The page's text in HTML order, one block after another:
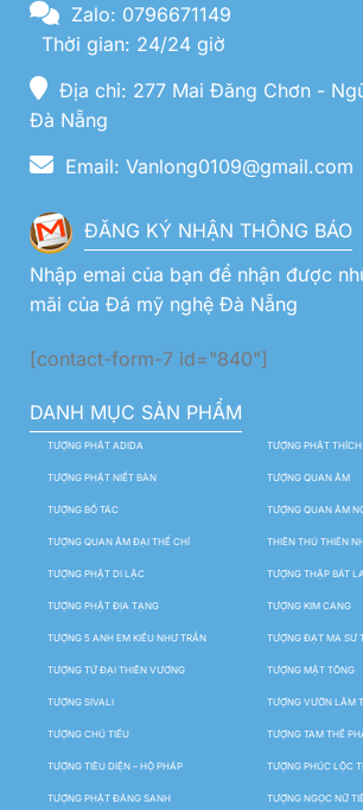
Zalo: 0796671149
Thời gian: 24/24 giờ
Địa chỉ: 277 Mai Đăng Chơn -
Đà Nẵng
Email: Vanlong0109@gmail.com
ĐĂNG KÝ NHẬN THÔNG BÁO
Nhập emai của bạn để nhận được
mãi của Đá mỹ nghệ Đà Nẵng
[contact-form-7 id="840"]
DANH MỤC SẢN PHẨM
TƯỢNG PHẬT ADIDA TƯỢNG PHẬT THÍCH
TƯỢNG PHẬT NIẾT BÀN TƯỢNG QUAN ÂM
TƯỢNG BỒ TÁC TƯỢNG QUAN ÂM
TƯỢNG QUAN ÂM ĐẠI THẾ CHÍ THIÊN THỦ THIÊN
TƯỢNG PHẬT DI LẶC TƯỢNG THẬP BÁT
TƯỢNG PHẬT ĐỊA TẠNG TƯỢNG KIM CANG
TƯỢNG 5 ANH EM KIỀU NHƯ TRẦN TƯỢNG ĐẠT MA SƯ
TƯỢNG TỨ ĐẠI THIÊN VƯƠNG TƯỢNG MẬT TÔNG
TƯỢNG SIVALI TƯỢNG VƯỜN LÂM
TƯỢNG CHÚ TIỂU TƯỢNG TAM THẾ
TƯỢNG TIÊU DIỆN – HỘ PHÁP TƯỢNG PHÚC LỘC
TƯỢNG PHẬT ĐẢNG SANH TƯỢNG NGỌC NỮ